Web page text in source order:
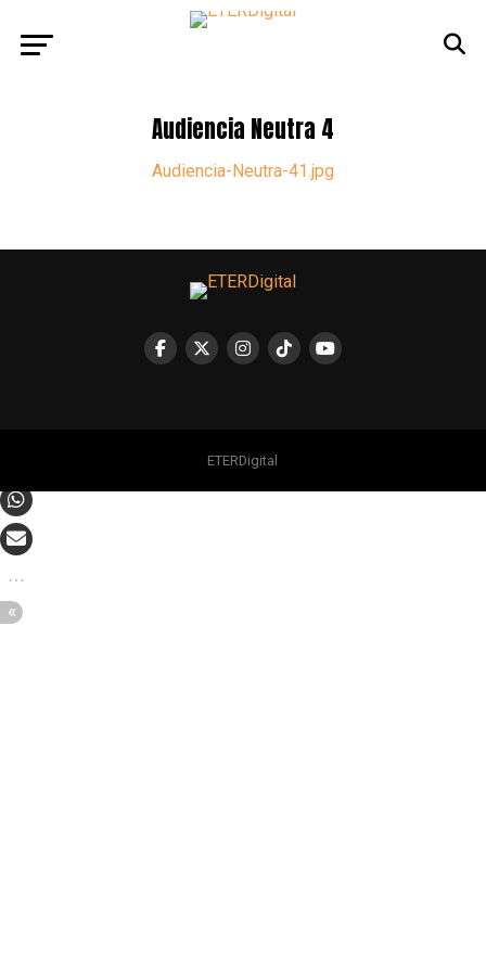
Audiencia Neutra 4
Audiencia-Neutra-41.jpg
ETERDigital